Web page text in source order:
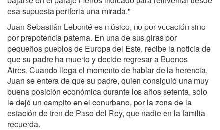
esa supuesta periferia una mirada."
Juan Sebastián Lebonté es músico, no por vocación sino
por prepotencia paterna. En una de sus giras por
pequeños pueblos de Europa del Este, recibe la noticia de
que su padre ha muerto y decide regresar a Buenos
Aires. Cuando llega el momento de hablar de la herencia,
Juan se entera de que su padre, quien consiguió una muy
buena posición económica durante los años setenta, solo
le dejó un campito en el conurbano, por la zona de la
estación de tren de Paso del Rey, que nadie en la familia
recuerda.